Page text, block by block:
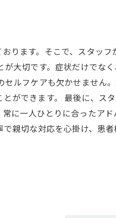
ります。そこで、スタッ
大切です。症状だけでな
ルフケアも欠かせません
ができます。 最後に、ス
に一人ひとりに合ったア
親切な対応を心掛け、患